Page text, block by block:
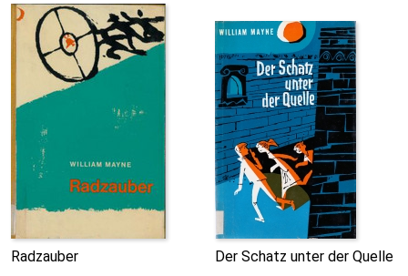
Radzauber Der Schatz unter der Quelle